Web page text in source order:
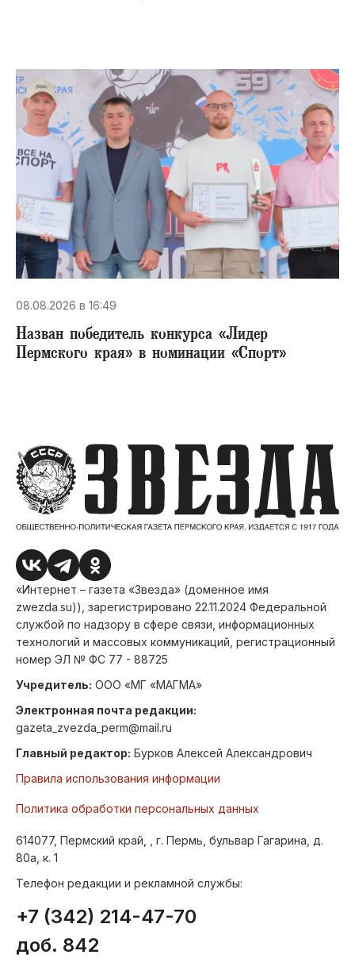
08.08.2026 в 16:49
Назван победитель конкурса «Лидер
Пермского края» в номинации «Спорт»
«Интернет – газета «Звезда» (доменное имя
zwezda.su)), зарегистрировано 22.11.2024 Федеральной
службой по надзору в сфере связи, информационных
технологий и массовых коммуникаций, регистрационный
номер ЭЛ № ФС 77 - 88725
Учредитель: ООО «МГ «МАГМА»
Электронная почта редакции:
gazeta_zvezda_perm@mail.ru
Главный редактор: Бурков Алексей Александрович
Правила использования информации
Политика обработки персональных данных
614077, Пермский край, , г. Пермь, бульвар Гагарина, д.
80а, к. 1
Телефон редакции и рекламной службы:
+7 (342) 214-47-70
доб. 842